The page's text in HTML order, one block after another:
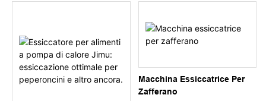
Superiori.
Di Vista Energetico
Macchina Essiccatrice Per
Zafferano